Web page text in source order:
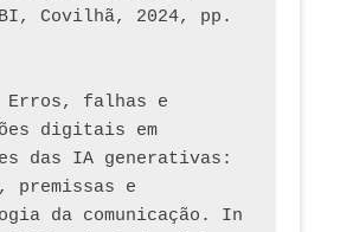
Covilhã, 2024, pp.
Erros, falhas e
digitais em
das IA generativas:
premissas e
da comunicação. In